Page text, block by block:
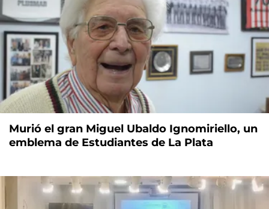
Murió el gran Miguel Ubaldo Ignomiriello, un
emblema de Estudiantes de La Plata